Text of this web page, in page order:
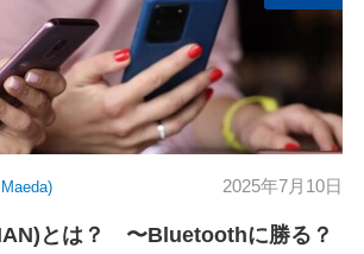
2025年7月10日
とは？ 〜Bluetoothに勝る？